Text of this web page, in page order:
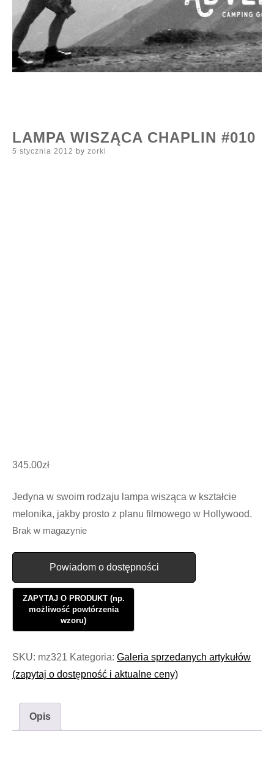
LAMPA WISZĄCA CHAPLIN #010
Posted
5 stycznia 2012 by zorki
345.00zł
Jedyna w swoim rodzaju lampa wisząca w kształcie
melonika, jakby prosto z planu filmowego w Hollywood.
Brak w magazynie
Powiadom o dostępności
SKU: mz321 Kategoria: Galeria sprzedanych artykułów
(zapytaj o dostępność i aktualne ceny)
Opis